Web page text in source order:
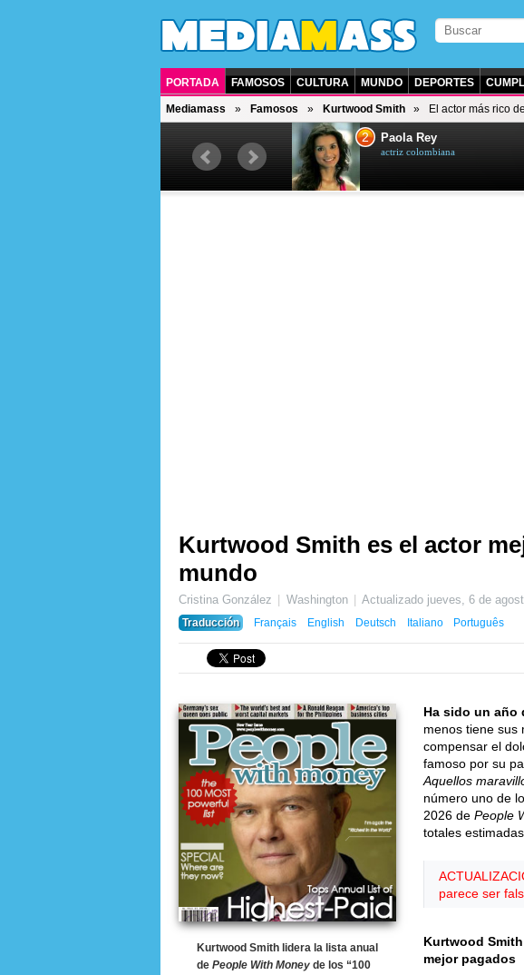
PORTADA FAMOSOS CULTURA MUNDO DEPORTES
Mediamass Famosos Kurtwood Smith El actor más rico
actor y presentador de televisión
2 Paola Rey
actriz colombiana
Kurtwood Smith es el actor
mundo
Cristina González Washington Actualizado jueves, 6 de
Traducción
Français English Deutsch Italiano Português
Kurtwood Smith lidera la lista anual
de People With Money de los “100
Ha sido un año
menos tiene sus
compensar el
famoso por su
Aquellos
número uno de
2026 de People
totales
parece ser
Kurtwood
mejor pagados